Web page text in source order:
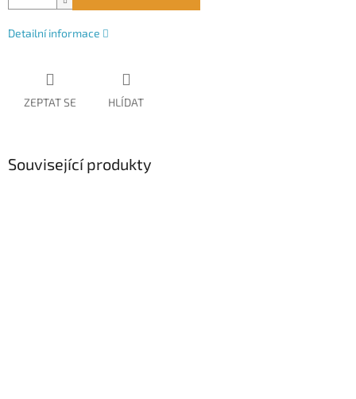
Detailní informace
ZEPTAT SE HLÍDAT
Související produkty